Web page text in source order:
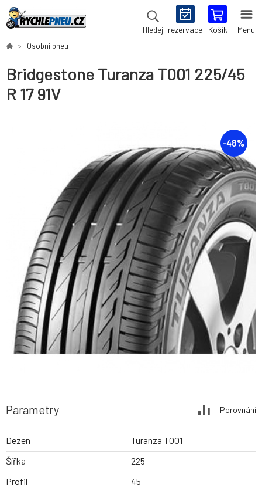
Hledej rezervace Košík Menu
Osobní pneu
Bridgestone Turanza T001 225/45
R 17 91V
-48%
Parametry Porovnání
Dezen
Turanza T001
Šířka
225
Profil
45